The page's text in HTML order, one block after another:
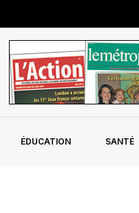
ÉDUCATION SANTÉ